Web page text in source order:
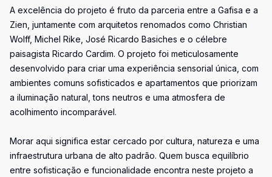
A excelência do projeto é fruto da parceria entre a Gafisa e a
Zien, juntamente com arquitetos renomados como Christian
Wolff, Michel Rike, José Ricardo Basiches e o célebre
paisagista Ricardo Cardim. O projeto foi meticulosamente
desenvolvido para criar uma experiência sensorial única, com
ambientes comuns sofisticados e apartamentos que priorizam
a iluminação natural, tons neutros e uma atmosfera de
acolhimento incomparável.
Morar aqui significa estar cercado por cultura, natureza e uma
infraestrutura urbana de alto padrão. Quem busca equilíbrio
entre sofisticação e funcionalidade encontra neste projeto a